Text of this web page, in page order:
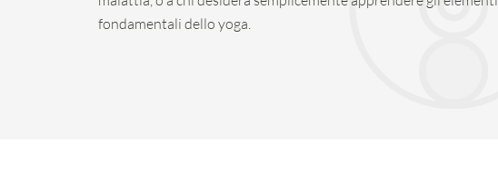
fondamentali dello yoga.